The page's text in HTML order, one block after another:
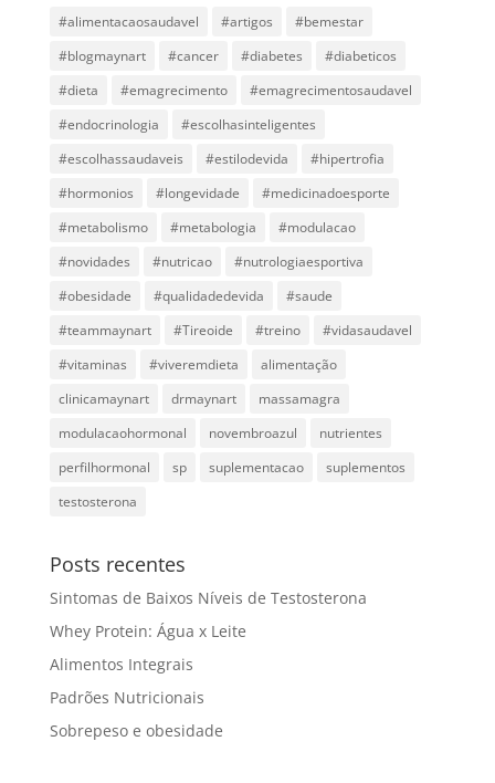
#alimentacaosaudavel #artigos
#bemestar
#blogmaynart
#cancer #diabetes
#diabeticos
#dieta
#emagrecimento
#emagrecimentosaudavel
#endocrinologia
#escolhasinteligentes
#escolhassaudaveis
#estilodevida
#hipertrofia
#hormonios
#longevidade
#medicinadoesporte
#metabolismo
#metabologia
#modulacao
#novidades
#nutricao
#nutrologiaesportiva
#obesidade
#qualidadedevida
#saude
#teammaynart
#Tireoide #treino
#vidasaudavel
#vitaminas
#viveremdieta
alimentação
clinicamaynart
drmaynart
massamagra
modulacaohormonal
novembroazul
nutrientes
perfilhormonal
sp suplementacao
suplementos
testosterona
Posts recentes
Sintomas de Baixos Níveis de Testosterona
Whey Protein: Água x Leite
Alimentos Integrais
Padrões Nutricionais
Sobrepeso e obesidade